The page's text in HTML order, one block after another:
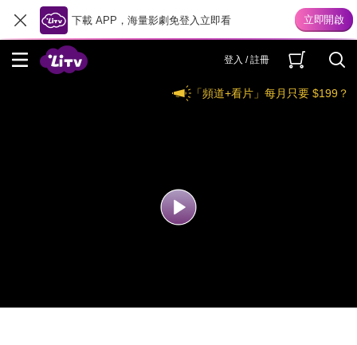
下載 APP，海量影劇免登入立即看
登入 / 註冊
「頻道+看片」每月只要 $199？